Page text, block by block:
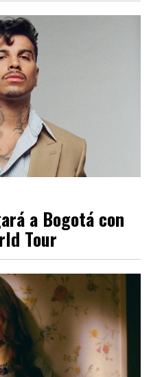
a Bogotá con
Tour